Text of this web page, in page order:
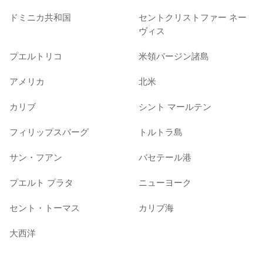
ドミニカ共和国
セントクリストファー ネー
ヴィス
プエルトリコ 米領バージン諸島
アメリカ 北米
カリブ シント マールテン
フィリップスバーグ トルトラ島
サン・フアン バセテール港
プエルト プラタ ニューヨーク
セント・トーマス カリブ海
大西洋